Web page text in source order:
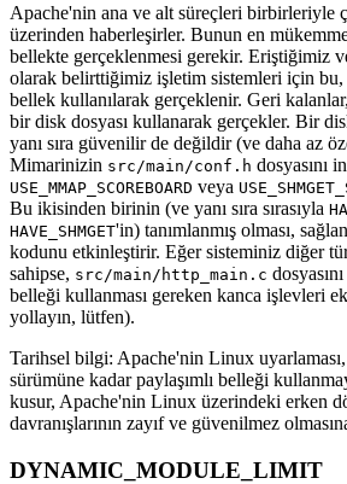
Apache'nin ana ve alt süreçleri birbirleriyle
üzerinden haberleşirler. Bunun en
bellekte gerçeklenmesi gerekir. Eriştiğimiz
olarak belirttiğimiz işletim sistemleri için bu,
bellek kullanılarak gerçeklenir. Geri
bir disk dosyası kullanarak gerçekler. Bir
yanı sıra güvenilir de değildir (ve daha az
Mimarinizin src/main/conf.h dosyasını
USE_MMAP_SCOREBOARD veya
Bu ikisinden birinin (ve yanı sıra sırasıyla
HAVE_SHMGET'in) tanımlanmış olması,
kodunu etkinleştirir. Eğer sisteminiz diğer
sahipse, src/main/http_main.c
belleği kullanması gereken kanca işlevleri
yollayın, lütfen).
Tarihsel bilgi: Apache'nin Linux
sürümüne kadar paylaşımlı belleği
kusur, Apache'nin Linux üzerindeki erken
davranışlarının zayıf ve güvenilmez
DYNAMIC_MODULE_LIMIT